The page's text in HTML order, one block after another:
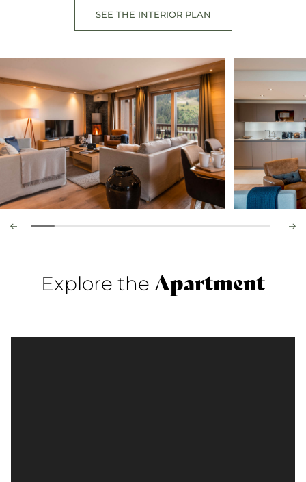
SEE THE INTERIOR PLAN
Explore the Apartment